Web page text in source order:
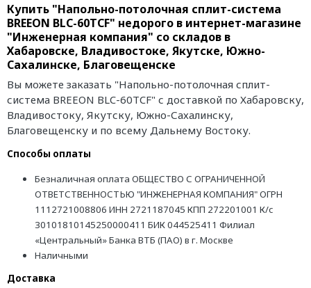
Купить "Напольно-потолочная сплит-система
BREEON BLC-60TCF" недорого в интернет-магазине
"Инженерная компания" со складов в
Хабаровске, Владивостоке, Якутске, Южно-
Сахалинске, Благовещенске
Вы можете заказать "Напольно-потолочная сплит-
система BREEON BLC-60TCF" с доставкой по Хабаровску,
Владивостоку, Якутску, Южно-Сахалинску,
Благовещенску и по всему Дальнему Востоку.
Способы оплаты
Безналичная оплата ОБЩЕСТВО С ОГРАНИЧЕННОЙ
ОТВЕТСТВЕННОСТЬЮ "ИНЖЕНЕРНАЯ КОМПАНИЯ" ОГРН
1112721008806 ИНН 2721187045 КПП 272201001 К/с
30101810145250000411 БИК 044525411 Филиал
«Центральный» Банка ВТБ (ПАО) в г. Москве
Наличными
Доставка